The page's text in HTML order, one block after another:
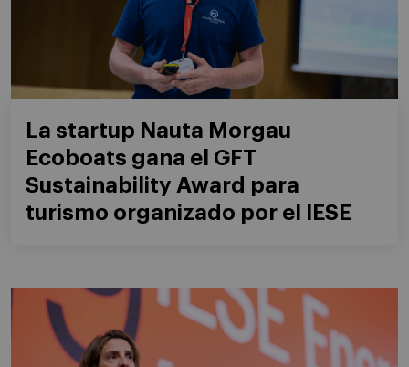
La startup Nauta Morgau
Ecoboats gana el GFT
Sustainability Award para
turismo organizado por el IESE